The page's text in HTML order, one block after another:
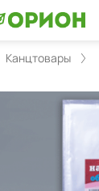
Канцтовары